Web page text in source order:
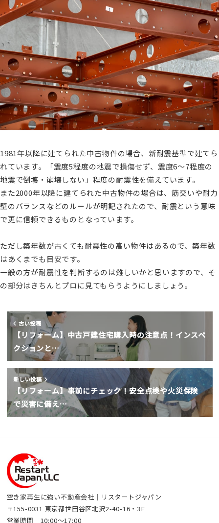
1981年以降に建てられた中古物件の場合、新耐震基準で建てら
れています。「震度5程度の地震で損傷せず、震度6～7程度の
地震で倒壊・崩壊しない」程度の耐震性を備えています。
また2000年以降に建てられた中古物件の場合は、筋交いや耐力
壁のバランスなどのルールが明記されたので、耐震という意味
で更に信頼できるものとなっています。
ただし築年数が古くても耐震性の高い物件はあるので、築年数
はあくまでも目安です。
一般の方が耐震性を判断するのは難しいかと思いますので、そ
の部分はきちんとプロに見てもらうようにしましょう。
古い投稿
【リフォーム】中古戸建住宅購入時の注意点！インスペ
クションと…
新しい投稿
【リフォーム】事前にチェック！安全点検や火災保険
で災害に備え…
空き家再生に強い不動産会社｜リスタートジャパン
〒155-0031 東京都世田谷区北沢2-40-16・3F
営業時間 10:00～17:00